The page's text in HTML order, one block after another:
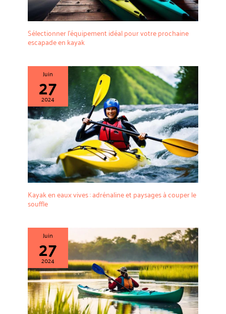
Sélectionner l’équipement idéal pour votre prochaine
escapade en kayak
Juin
27
2024
Kayak en eaux vives : adrénaline et paysages à couper le
souffle
Juin
27
2024